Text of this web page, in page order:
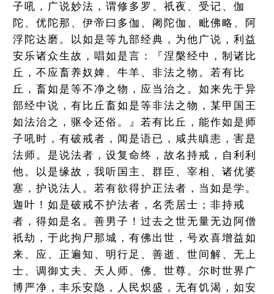
子吼，广说妙法，谓修多罗、祇夜、受记、伽
陀、优陀那、伊帝曰多伽、阇陀伽、毗佛略、阿
浮陀达磨。以如是等九部经典，为他广说，利益
安乐诸众生故，唱如是言：『涅槃经中，制诸比
丘，不应畜养奴婢、牛羊、非法之物。若有比
丘，畜如是等不净之物，应当治之。如来先于异
部经中说，有比丘畜如是等非法之物，某甲国王
如法治之，驱令还俗。』若有比丘，能作如是师
子吼时，有破戒者，闻是语已，咸共瞋恚，害是
法师。是说法者，设复命终，故名持戒，自利利
他。以是缘故，我听国主、群臣、宰相、诸优婆
塞，护说法人。若有欲得护正法者，当如是学。
迦叶！如是破戒不护法者，名秃居士；非持戒
者，得如是名。善男子！过去之世无量无边阿僧
祇劫，于此拘尸那城，有佛出世，号欢喜增益如
来、应、正遍知、明行足、善逝、世间解、无上
士、调御丈夫、天人师、佛、世尊。尔时世界广
博严净，丰乐安隐，人民炽盛，无有饥渴，如安